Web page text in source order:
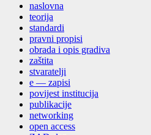
naslovna
teorija
standardi
pravni propisi
obrada i opis gradiva
zaštita
stvaratelji
e — zapisi
povijest institucija
publikacije
networking
open access